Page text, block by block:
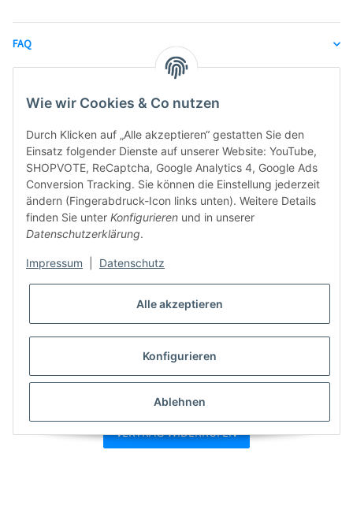
Wie wir Cookies & Co nutzen
Durch Klicken auf „Alle akzeptieren“ gestatten Sie den
Einsatz folgender Dienste auf unserer Website: YouTube,
SHOPVOTE, ReCaptcha, Google Analytics 4, Google Ads
Conversion Tracking. Sie können die Einstellung jederzeit
ändern (Fingerabdruck-Icon links unten). Weitere Details
finden Sie unter Konfigurieren und in unserer
Datenschutzerklärung.
Impressum Datenschutz
Alle akzeptieren
Konfigurieren
Ablehnen
FAQ
unsere Partner
* Alle Preise inkl. gesetzlicher USt., zzgl.
VERTRAG WIDERRUFEN